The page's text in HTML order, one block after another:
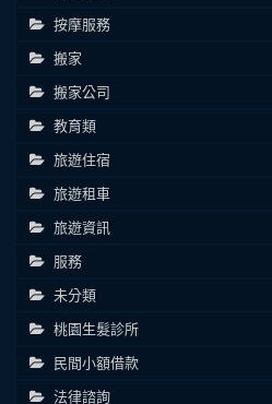
按摩服務
搬家
搬家公司
教育類
旅遊住宿
旅遊租車
旅遊資訊
服務
未分類
桃園生髮診所
民間小額借款
法律諮詢